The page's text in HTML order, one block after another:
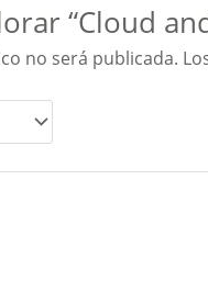
“Cloud
no será publicada.